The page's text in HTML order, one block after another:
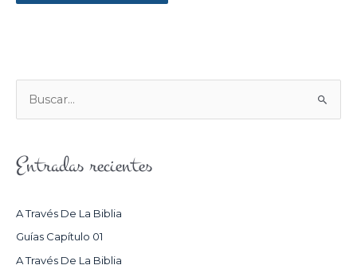
U
C
Entradas recientes
A Través De La Biblia
Guías Capítulo 01
A Través De La Biblia